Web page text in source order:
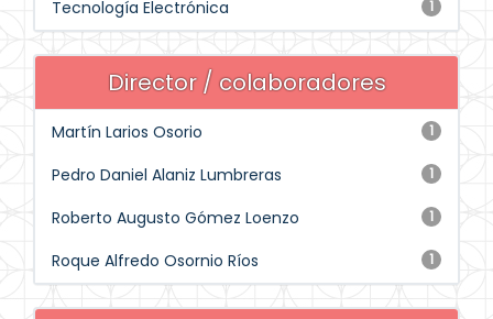
1
Tecnología Electrónica
Director / colaboradores
1
Martín Larios Osorio
1
Pedro Daniel Alaniz Lumbreras
1
Roberto Augusto Gómez Loenzo
1
Roque Alfredo Osornio Ríos